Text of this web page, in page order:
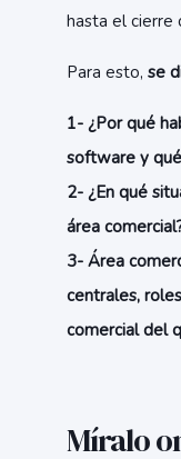
hasta el cierre
Para esto, se
1- ¿Por qué
software y
2- ¿En qué
área
3- Área
centrales,
comercial del
Míralo